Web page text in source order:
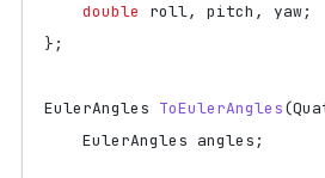
double
roll, pitch , yaw;
};
EulerAngles ToEulerAngles(
EulerAngles angles ;